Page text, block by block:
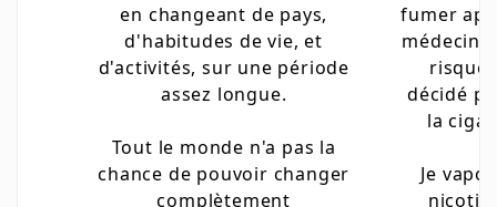
en changeant de pays,
d'habitudes de vie, et
d'activités, sur une période
assez longue.
Tout le monde n'a pas la
chance de pouvoir changer
complètement
fumer
médecin
décidé
la
Je